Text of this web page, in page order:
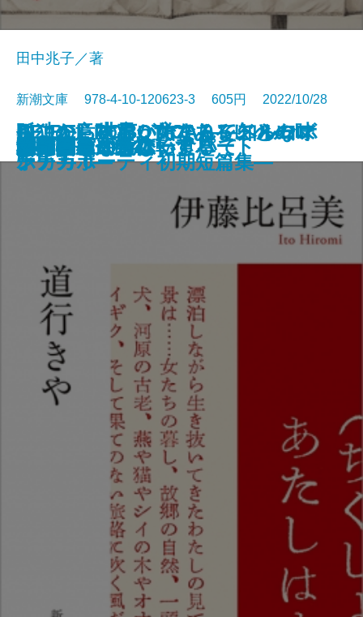
罪の轍
名人
闇の奥
六畳間ミステリーアパート
さよならの言い方なんて知らな
い。7
幽世の薬剤師2
殺人者
銀花の蔵
孤独の意味も、女であることの味
わいも
私のことならほっといて
田中兆子／著
新潮文庫 978-4-10-120623-3 605円 2022/10/28
文庫
道行きや
ポロック生命体
清く貧しく美しく
アガワ家の危ない食卓
自転しながら公転する
ここから世界が始まる―トルーマ
ン・カポーティ初期短篇集―
56日間
RE:BEL ROBOTICA―レベルロボ
チカ―
RE:BEL ROBOTICA 0―レベルロ
ボチカ 0―
女副署長 祭礼